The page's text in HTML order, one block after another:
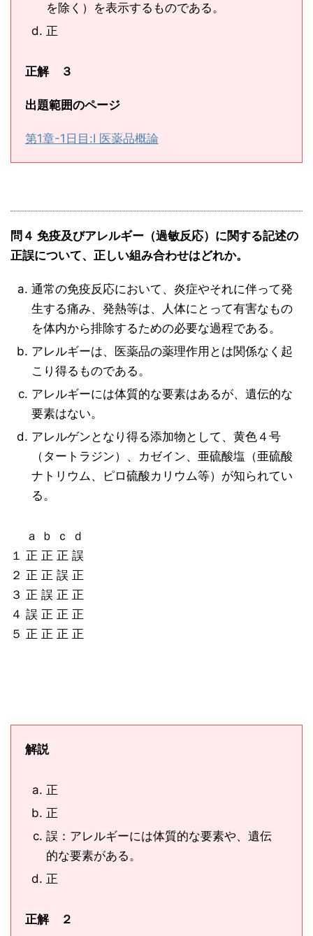
を除く）を表示するものである。
正
正解 ３
出題範囲のページ
第1章-1日目:Ⅰ 医薬品概論
問４ 免疫及びアレルギー（過敏反応）に関する記述の
正誤について、正しい組み合わせはどれか。
通常の免疫反応において、炎症やそれに伴って発
生する痛み、発熱等は、人体にとって有害なもの
を体内から排除するための必要な過程である。
アレルギーは、医薬品の薬理作用とは関係なく起
こり得るものである。
アレルギーには体質的な要素はあるが、遺伝的な
要素はない。
アレルゲンとなり得る添加物として、黄色４号
（タートラジン）、カゼイン、亜硫酸塩（亜硫酸
ナトリウム、ピロ硫酸カリウム等）が知られてい
る。
ａ ｂ ｃ ｄ
１ 正 正 正 誤
２ 正 正 誤 正
３ 正 誤 正 正
４ 誤 正 正 正
５ 正 正 正 正
解説
正
正
誤：アレルギーには体質的な要素や、遺伝
的な要素がある。
正
正解 ２